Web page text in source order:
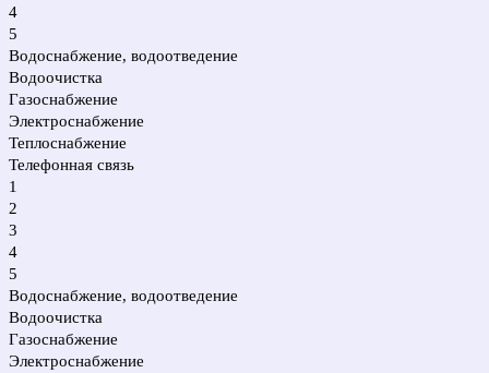
4
5
Водоснабжение, водоотведение
Водоочистка
Газоснабжение
Электроснабжение
Теплоснабжение
Телефонная связь
1
2
3
4
5
Водоснабжение, водоотведение
Водоочистка
Газоснабжение
Электроснабжение